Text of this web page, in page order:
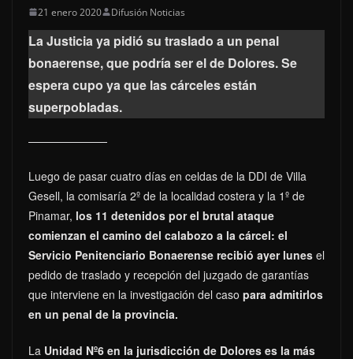
21 enero 2020 Difusión Noticias
La Justicia ya pidió su traslado a un penal
bonaerense, que podría ser el de Dolores. Se
espera cupo ya que las cárceles están
superpobladas.
Luego de pasar cuatro días en celdas de la DDI de Villa
Gesell, la comisaría 2º de la localidad costera y la 1º de
Pinamar, los 11 detenidos por el brutal ataque
comienzan el camino del calabozo a la cárcel: el
Servicio Penitenciario Bonaerense recibió ayer lunes el
pedido de traslado y recepción del juzgado de garantías
que interviene en la investigación del caso para admitirlos
en un penal de la provincia.
La Unidad Nº6 en la jurisdicción de Dolores es la más